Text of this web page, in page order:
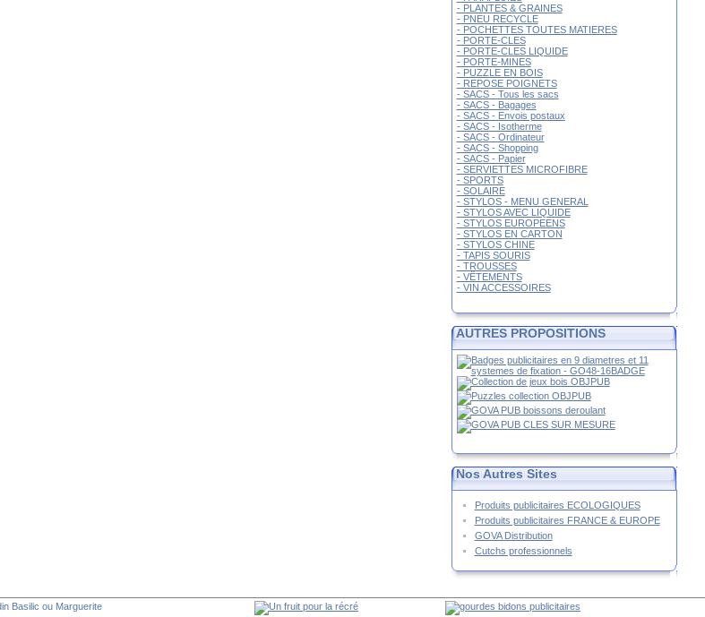
- PLANTES & GRAINES
- PNEU RECYCLE
- POCHETTES TOUTES MATIERES
- PORTE-CLES
- PORTE-CLES LIQUIDE
- PORTE-MINES
- PUZZLE EN BOIS
- REPOSE POIGNETS
- SACS - Tous les sacs
- SACS - Bagages
- SACS - Envois postaux
- SACS - Isotherme
- SACS - Ordinateur
- SACS - Shopping
- SACS - Papier
- SERVIETTES MICROFIBRE
- SPORTS
- SOLAIRE
- STYLOS - MENU GENERAL
- STYLOS AVEC LIQUIDE
- STYLOS EUROPEENS
- STYLOS EN CARTON
- STYLOS CHINE
- TAPIS SOURIS
- TROUSSES
- VÊTEMENTS
- VIN ACCESSOIRES
AUTRES PROPOSITIONS
Nos Autres Sites
Produits publicitaires ECOLOGIQUES
Produits publicitaires FRANCE & EUROPE
GOVA Distribution
Cutchs professionnels